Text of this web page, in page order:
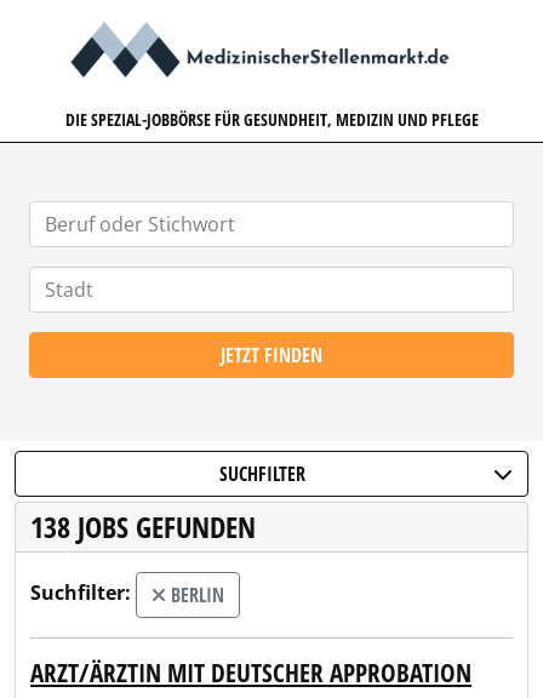
DIE SPEZIAL-JOBBÖRSE FÜR GESUNDHEIT, MEDIZIN UND PFLEGE
JETZT FINDEN
SUCHFILTER
138 JOBS GEFUNDEN
Suchfilter: BERLIN
ARZT/ÄRZTIN MIT DEUTSCHER APPROBATION